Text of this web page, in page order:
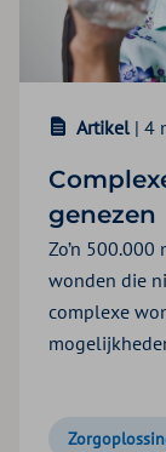
Artikel | 4
genezen
Zo’n
wonden die
complexe